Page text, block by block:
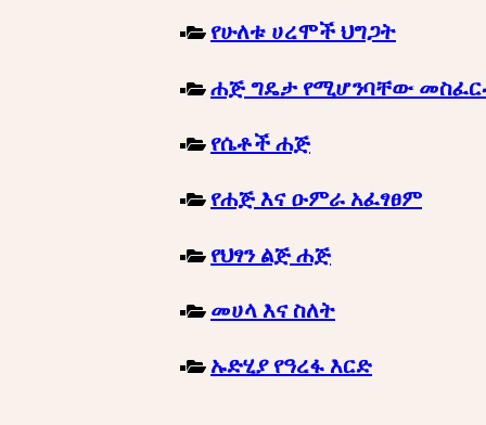
የሁለቱ ሀረሞች ህግጋት
ሐጅ ግዴታ የሚሆንባቸው
የሴቶች ሐጅ
የሐጅ እና ዑምራ አፈፃፀም
የህፃን ልጅ ሐጅ
መሀላ እና ስለት
ኡድሂያ የዓረፋ እርድ